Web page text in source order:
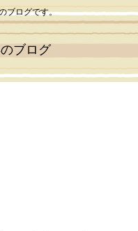
ブログです。
ブログ